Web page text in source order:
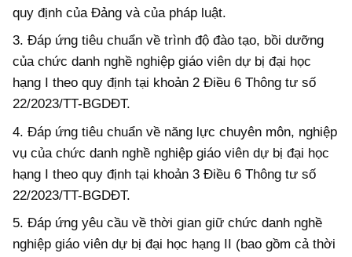
quy định của Đảng và của pháp luật.
3. Đáp ứng tiêu chuẩn về trình độ đào tạo, bồi dưỡng
của chức danh nghề nghiệp giáo viên dự bị đại học
hạng I theo quy định tại khoản 2 Điều 6 Thông tư số
22/2023/TT-BGDĐT.
4. Đáp ứng tiêu chuẩn về năng lực chuyên môn, nghiệp
vụ của chức danh nghề nghiệp giáo viên dự bị đại học
hạng I theo quy định tại khoản 3 Điều 6 Thông tư số
22/2023/TT-BGDĐT.
5. Đáp ứng yêu cầu về thời gian giữ chức danh nghề
nghiệp giáo viên dự bị đại học hạng II (bao gồm cả thời